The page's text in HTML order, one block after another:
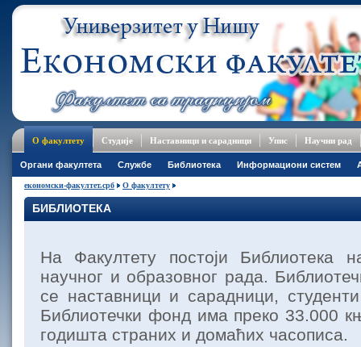
О факултету Студије Наставници и сарадници Упис Научни рад
Oргани факултета Службе Библиотека Информациони систем
економски-факултет.срб О факултету
БИБЛИОТЕКА
На Факултету постоји Библиотека
научног и образовног рада.
се наставници и сарадници,
Библиотечки фонд има преко 33.000
годишта страних и домаћих часописа.